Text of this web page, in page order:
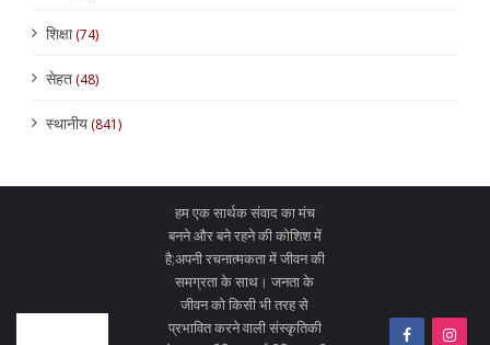
शिक्षा(74)
सेहत(48)
स्थानीय(841)
हम एक सार्थक संवाद का मंच
बनने और बने रहने की कोशिश में
है;अपनी रचनात्मकता में जीवन की
समग्रता के साथ। जनता के
जीवन को किसी भी तरह से
प्रभावित करने वाली संस्कृतिकी